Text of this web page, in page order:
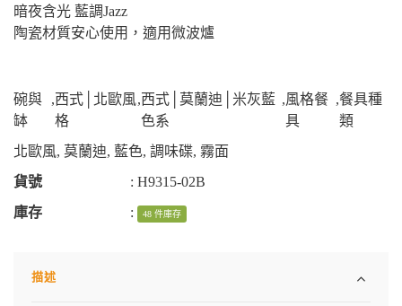
暗夜含光 藍調Jazz
陶瓷材質安心使用，適用微波爐
碗與
缽
,西式│北歐風
格
,西式│莫蘭迪│米灰藍
色系
,風格餐
具
,餐具種
類
北歐風, 莫蘭迪, 藍色, 調味碟, 霧面
貨號
: H9315-02B
庫存
: 48 件庫存
描述